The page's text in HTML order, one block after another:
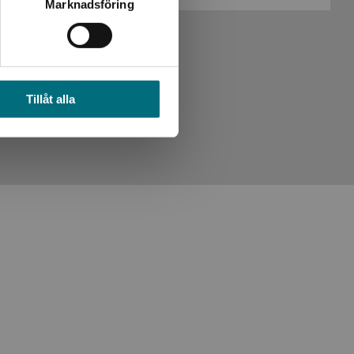
Marknadsföring
Tillåt alla